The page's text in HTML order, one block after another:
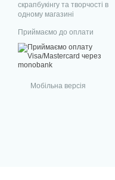
скрапбукінгу та творчості в
одному магазині
Приймаємо до оплати
Мобільна версія